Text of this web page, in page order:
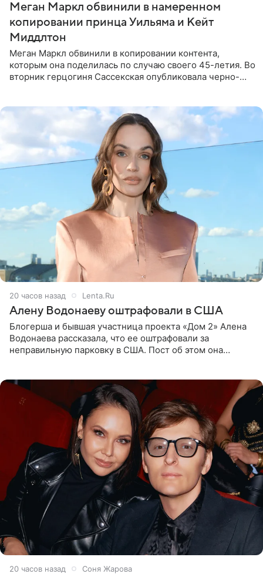
Меган Маркл обвинили в намеренном
копировании принца Уильяма и Кейт
Миддлтон
Меган Маркл обвинили в копировании контента,
которым она поделилась по случаю своего 45-летия. Во
вторник герцогиня Сассекская опубликовала черно-
20 часов назад Lenta.Ru
Алену Водонаеву оштрафовали в США
Блогерша и бывшая участница проекта «Дом 2» Алена
Водонаева рассказала, что ее оштрафовали за
неправильную парковку в США. Пост об этом она
20 часов назад Соня Жарова